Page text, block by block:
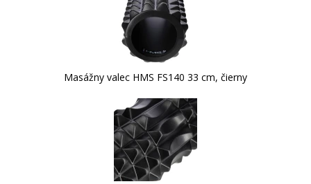
Masážny valec HMS FS140 33 cm, čierny